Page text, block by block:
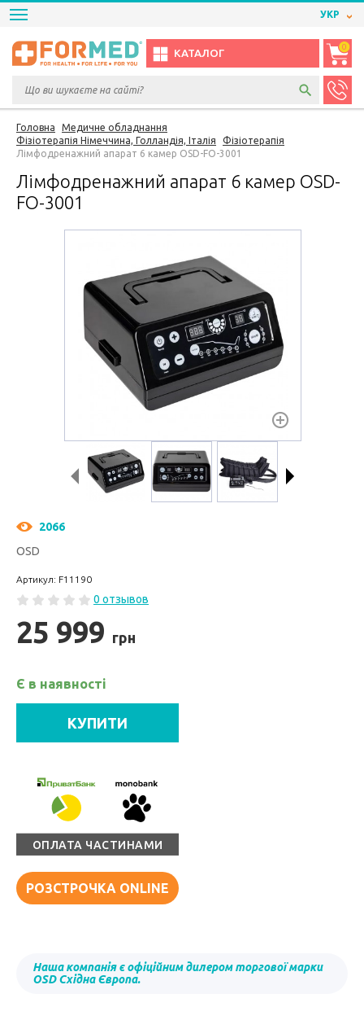
УКР
КАТАЛОГ
0
Головна
Медичне обладнання
Фізіотерапія Німеччина, Голландія, Італія
Фізіотерапія
Лімфодренажний апарат 6 камер OSD-FO-3001
Лімфодренажний апарат 6 камер OSD-
FO-3001
2066
OSD
Артикул: F11190
0 отзывов
25 999 грн
Є в наявності
КУПИТИ
ОПЛАТА ЧАСТИНАМИ
РОЗСТРОЧКА ONLINE
Наша компанія є офіційним дилером торгової марки
OSD Східна Європа.